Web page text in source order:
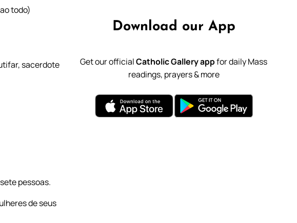
todo)
sacerdote
pessoas.
de seus
Download our App
Get our officialCatholic Gallery appfor daily Mass
readings, prayers & more